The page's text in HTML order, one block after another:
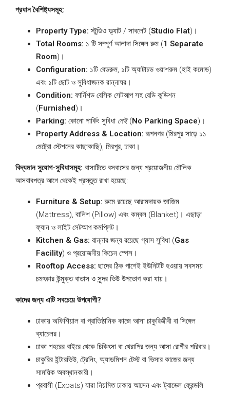
প্রধান বৈশিষ্ট্যসমূহ:
Property Type: স্টুডিও ফ্ল্যাট / সাবলেট (Studio Flat)।
Total Rooms: ১ টি সম্পূর্ণ আলাদা সিঙ্গেল রুম (1 Separate
Room)।
Configuration: ১টি বেডরুম, ১টি অ্যাটাচড ওয়াশরুম (হাই কমোড)
এবং ১টি ছোট ও সুবিধাজনক রান্নাঘর।
Condition: ফার্নিশড বেসিক সেটআপ সহ রেডি কন্ডিশন
(Furnished)।
Parking: কোনো পার্কিং সুবিধা নেই(No Parking Space)।
Property Address & Location: রূপনগর (মিরপুর সাড়ে ১১
মেট্রো স্টেশনের কাছাকাছি), মিরপুর, ঢাকা।
বিদ্যমান সুযোগ-সুবিধাসমূহ: বাসাটিতে বসবাসের জন্য প্রয়োজনীয় মৌলিক
আসবাবপত্র আগে থেকেই প্রস্তুত রাখা হয়েছে:
Furniture & Setup: রুমে রয়েছে আরামদায়ক জাজিম
(Mattress), বালিশ (Pillow) এবং কম্বল (Blanket)। এছাড়া
ফ্যান ও লাইট সেটআপ কমপ্লিট।
Kitchen & Gas: রান্নার জন্য রয়েছে গ্যাস সুবিধা (Gas
Facility) ও প্রয়োজনীয় কিচেন স্পেস।
Rooftop Access: ছাদের ঠিক পাশেই ইউনিটটি হওয়ায় সবসময়
চমৎকার উন্মুক্ত বাতাস ও সুন্দর ভিউ উপভোগ করা যায়।
কাদের জন্য এটি সবচেয়ে উপযোগী?
ঢাকায় অফিশিয়াল বা প্রাতিষ্ঠানিক কাজে আসা চাকুরিজীবী বা সিঙ্গেল
ব্যাচেলর।
ঢাকা শহরের বাইরে থেকে চিকিৎসা বা থেরাপির জন্য আসা রোগীর পরিবার।
চাকুরির ইন্টারভিউ, ট্রেনিং, অ্যাডমিশন টেস্ট বা ভিসার কাজের জন্য
সাময়িক অবস্থানকারী।
প্রবাসী (Expats) যারা নিয়মিত ঢাকায় আসেন এবং ট্রাভেল ফ্রেন্ডলি